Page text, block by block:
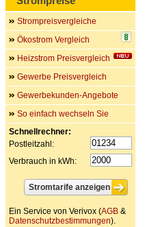
Strompreisvergleiche
Ökostrom Vergleich
Heizstrom Preisvergleich
Gewerbe Preisvergleich
Gewerbekunden-Angebote
So einfach wechseln Sie
Schnellrechner:
Postleitzahl:
Verbrauch in kWh:
Ein Service von Verivox (AGB &
Datenschutzbestimmungen).